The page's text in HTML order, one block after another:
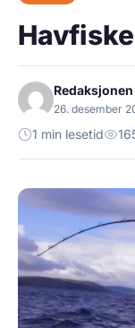
Redaksjonen
26. desember
1 min lesetid